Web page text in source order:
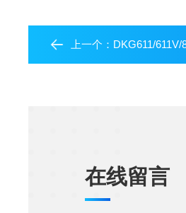
上一个： DKG611/611V/
在线留言